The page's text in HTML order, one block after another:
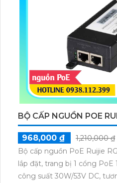
BỘ CẤP NGUỒN POE
968,000 ₫
1,210,000 ₫
Bộ cấp nguồn PoE Ruijie
lắp đặt, trang bị 1 cổng PoE
công suất 30W/53V DC,